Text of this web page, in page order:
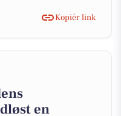
Kopiér link
en